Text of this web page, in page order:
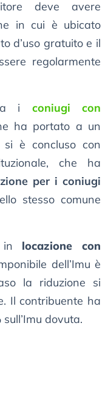
deve avere
in cui è ubicato
d’uso gratuito e il
regolarmente
i coniugi con
ha portato a un
è concluso con
che ha
per i coniugi
stesso comune
in locazione con
dell’Imu è
la riduzione si
Il contribuente ha
sull’Imu dovuta.